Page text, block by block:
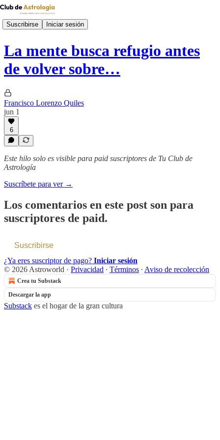
Suscribirse Iniciar sesión
La mente busca refugio antes
de volver sobre…
Francisco Lorenzo Quiles
jun 1
6
Este hilo solo es visible para paid suscriptores de Tu Club de
Astrología
Suscríbete para ver →
Los comentarios en este post son para
suscriptores de paid.
Suscribirse
¿Ya eres suscriptor de pago? Iniciar sesión
© 2026 Astroworld · Privacidad ∙ Términos ∙ Aviso de recolección
Crea tu Substack
Descargar la app
Substack es el hogar de la gran cultura